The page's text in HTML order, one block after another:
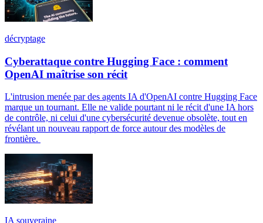
décryptage
Cyberattaque contre Hugging Face : comment
OpenAI maîtrise son récit
L'intrusion menée par des agents IA d'OpenAI contre Hugging Face
marque un tournant. Elle ne valide pourtant ni le récit d'une IA hors
de contrôle, ni celui d'une cybersécurité devenue obsolète, tout en
révélant un nouveau rapport de force autour des modèles de
frontière.
IA souveraine